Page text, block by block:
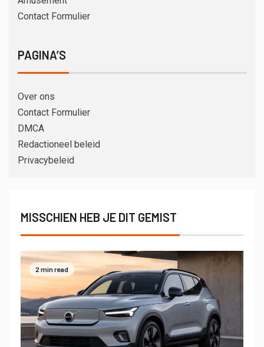
Contact Formulier
PAGINA’S
Over ons
Contact Formulier
DMCA
Redactioneel beleid
Privacybeleid
MISSCHIEN HEB JE DIT GEMIST
2 min read